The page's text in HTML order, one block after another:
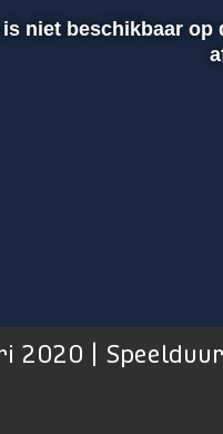
niet beschikbaar
2020 |